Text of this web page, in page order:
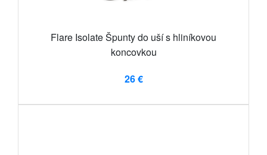
Flare Isolate Špunty do uší s hliníkovou
koncovkou
26 €